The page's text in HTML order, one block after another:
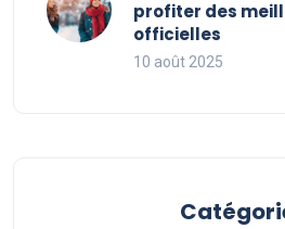
profiter des
officielles
10 août 2025